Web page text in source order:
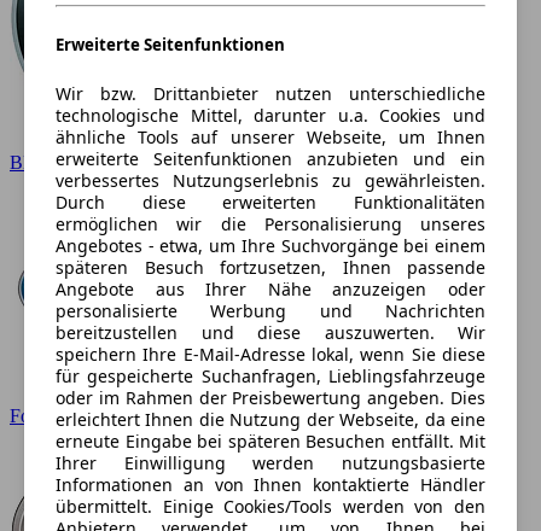
BMW
Ford
Erweiterte Seitenfunktionen
Wir bzw. Drittanbieter nutzen unterschiedliche
technologische Mittel, darunter u.a. Cookies und
ähnliche Tools auf unserer Webseite, um Ihnen
erweiterte Seitenfunktionen anzubieten und ein
verbessertes Nutzungserlebnis zu gewährleisten.
Durch diese erweiterten Funktionalitäten
ermöglichen wir die Personalisierung unseres
Angebotes - etwa, um Ihre Suchvorgänge bei einem
späteren Besuch fortzusetzen, Ihnen passende
Angebote aus Ihrer Nähe anzuzeigen oder
personalisierte Werbung und Nachrichten
bereitzustellen und diese auszuwerten. Wir
speichern Ihre E-Mail-Adresse lokal, wenn Sie diese
für gespeicherte Suchanfragen, Lieblingsfahrzeuge
oder im Rahmen der Preisbewertung angeben. Dies
erleichtert Ihnen die Nutzung der Webseite, da eine
erneute Eingabe bei späteren Besuchen entfällt. Mit
Ihrer Einwilligung werden nutzungsbasierte
Informationen an von Ihnen kontaktierte Händler
übermittelt. Einige Cookies/Tools werden von den